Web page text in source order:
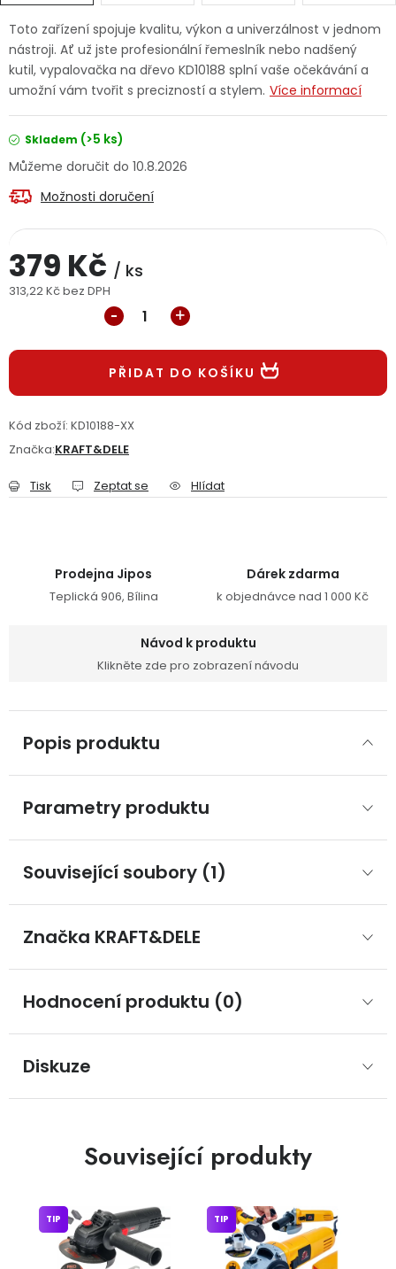
Jaký je aktuální stav mé objednávky?
Velkoobchodní spolupráce (B2B)
Servis nářadí Hodnocení obchodu
Doprava a platba Váš zákaznický účet Kontakt
Reklamační řád
Podmínky ochrany osobních údajů
Toto zařízení spojuje kvalitu, výkon a univerzálnost v jednom
nástroji. Ať už jste profesionální řemeslník nebo nadšený
kutil, vypalovačka na dřevo KD10188 splní vaše očekávání a
umožní vám tvořit s precizností a stylem. Více informací
Skladem (>5 ks)
10.8.2026
Možnosti doručení
379 Kč / ks
313,22 Kč bez DPH
PŘIDAT DO KOŠÍKU
Kód zboží: KD10188-XX
Značka:KRAFT&DELE
Tisk Zeptat se Hlídat
Prodejna Jipos
Teplická 906, Bílina
Dárek zdarma
k objednávce nad 1 000 Kč
Návod k produktu
Klikněte zde pro zobrazení návodu
Popis produktu
Parametry produktu
Související soubory (1)
Značka KRAFT&DELE
Hodnocení produktu (0)
Diskuze
Související produkty
TIP TIP